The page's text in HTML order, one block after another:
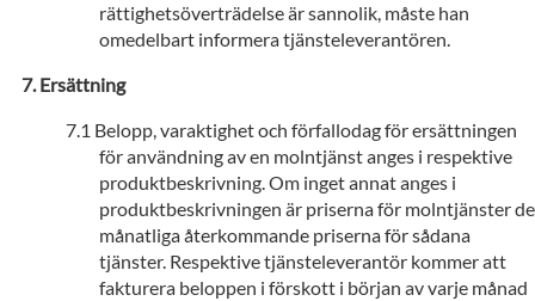
rättighetsöverträdelse är sannolik, måste han
omedelbart informera tjänsteleverantören.
Ersättning
Belopp, varaktighet och förfallodag för ersättningen
för användning av en molntjänst anges i respektive
produktbeskrivning. Om inget annat anges i
produktbeskrivningen är priserna för molntjänster de
månatliga återkommande priserna för sådana
tjänster. Respektive tjänsteleverantör kommer att
fakturera beloppen i förskott i början av varje månad